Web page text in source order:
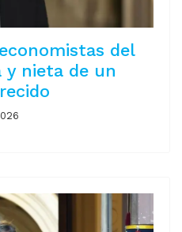
del
y nieta de un